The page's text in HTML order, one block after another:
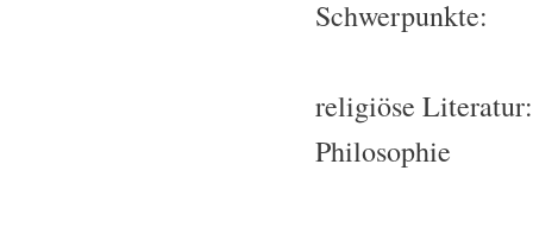
Schwerpunkte:
religiöse
Philosophie